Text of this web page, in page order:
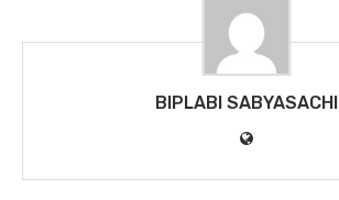
BIPLABI SABYASACHI